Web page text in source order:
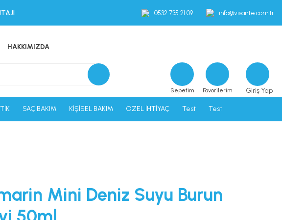
0532 735 21 09 info@visante.com.tr
HAKKIMIZDA
Sepetim Favorilerim Giriş Yap
SAÇ BAKIM KİŞİSEL BAKIM ÖZEL İHTİYAÇ Test Test
Mini Deniz Suyu Burun